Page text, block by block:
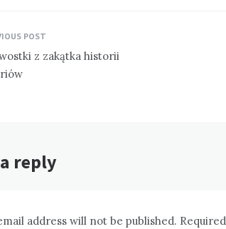
POST
z zakątka historii
reply
address will not be published.